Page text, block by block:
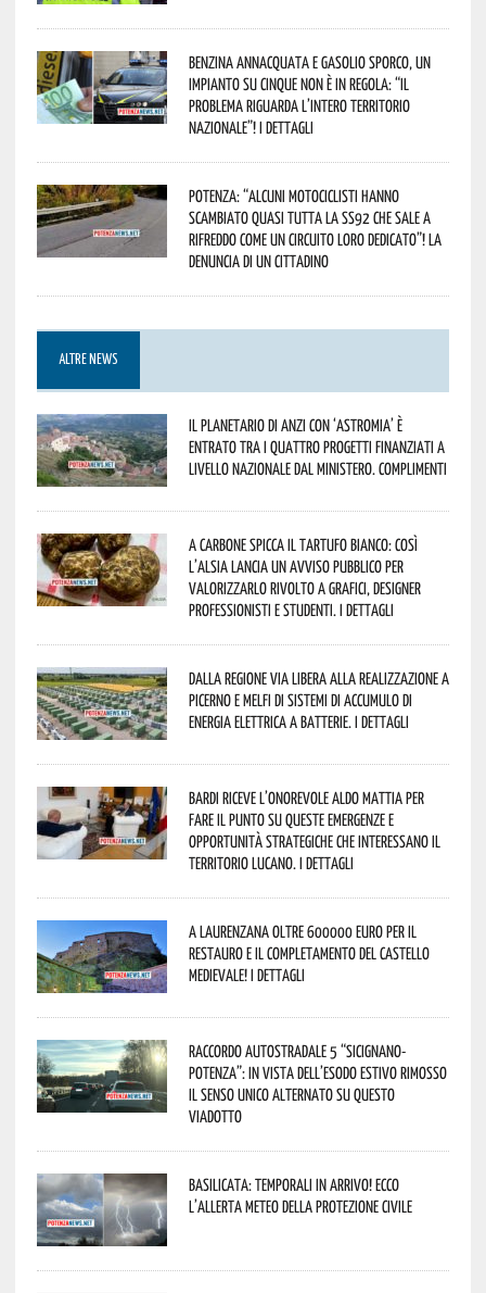
Benzina annacquata e gasolio sporco, un
impianto su cinque non è in regola: “il
problema riguarda l’intero territorio
Nazionale”! I dettagli
Potenza: “alcuni motociclisti hanno
scambiato quasi tutta la SS92 che sale a
Rifreddo come un circuito loro dedicato”! La
denuncia di un cittadino
ALTRE NEWS
Il Planetario di Anzi con ‘Astromia’ è
entrato tra i quattro progetti finanziati a
livello nazionale dal Ministero. Complimenti
A Carbone spicca il tartufo bianco: così
l’Alsia lancia un avviso pubblico per
valorizzarlo rivolto a grafici, designer
professionisti e studenti. I dettagli
Dalla Regione via libera alla realizzazione a
Picerno e Melfi di sistemi di accumulo di
energia elettrica a batterie. I dettagli
Bardi riceve l’onorevole Aldo Mattia per
fare il punto su queste emergenze e
opportunità strategiche che interessano il
territorio lucano. I dettagli
A Laurenzana oltre 600000 euro per il
restauro e il completamento del Castello
Medievale! I dettagli
Raccordo Autostradale 5 “Sicignano-
Potenza”: in vista dell’esodo estivo rimosso
il senso unico alternato su questo
viadotto
Basilicata: temporali in arrivo! Ecco
l’allerta meteo della Protezione civile